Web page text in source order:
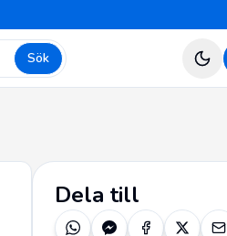
Sök
Dela till